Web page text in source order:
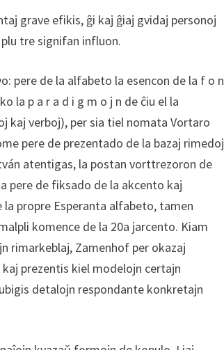
grave efikis, ĝi kaj ĝiaj gvidaj personoj
tre signifan influon.
pere de la alfabeto la esencon de la f o n
la p a r a d i g m o j n de ĉiu el la
kaj verboj), per sia tiel nomata Vortaro
pere de prezentado de la bazaj rimedoj
atentigas, la postan vorttrezoron de
pere de fiksado de la akcento kaj
propre Esperanta alfabeto, tamen
komence de la 20a jarcento. Kiam
rimarkeblaj, Zamenhof per okazaj
prezentis kiel modelojn certajn
detalojn respondante konkretajn